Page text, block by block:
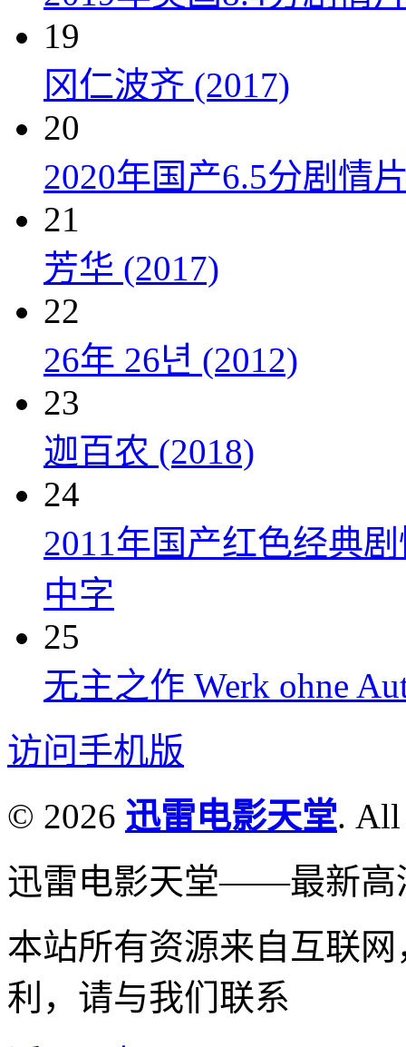
19
冈仁波齐 (2017)
20
2020年国产6.5分剧情
21
芳华 (2017)
22
26年 26년 (2012)
23
迦百农 (2018)
24
2011年国产红色经典
中字
25
无主之作 Werk ohne
访问手机版
© 2026 迅雷电影天堂. All
迅雷电影天堂——最新高
本站所有资源来自互联
利，请与我们联系